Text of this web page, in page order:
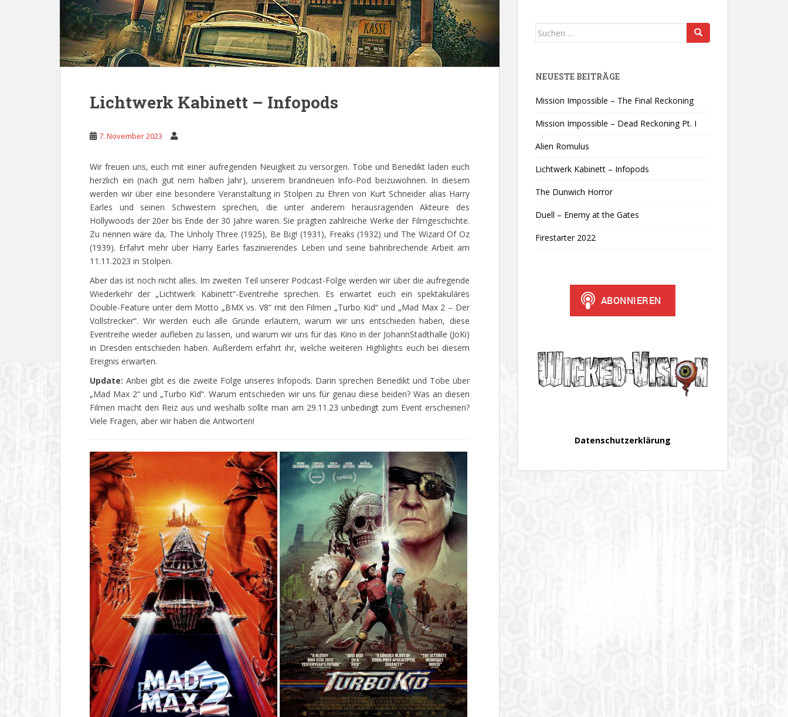
Lichtwerk Kabinett – Infopods
7. November 2023
Wir freuen uns, euch mit einer aufregenden Neuigkeit zu versorgen. Tobe und Benedikt laden euch
herzlich ein (nach gut nem halben Jahr), unserem brandneuen Info-Pod beizuwohnen. In diesem
werden wir über eine besondere Veranstaltung in Stolpen zu Ehren von Kurt Schneider alias Harry
Earles und seinen Schwestern sprechen, die unter anderem herausragenden Akteure des
Hollywoods der 20er bis Ende der 30 Jahre waren. Sie prägten zahlreiche Werke der Filmgeschichte.
Zu nennen wäre da, The Unholy Three (1925), Be Big! (1931), Freaks (1932) und The Wizard Of Oz
(1939). Erfahrt mehr über Harry Earles faszinierendes Leben und seine bahnbrechende Arbeit am
11.11.2023 in Stolpen.
Aber das ist noch nicht alles. Im zweiten Teil unserer Podcast-Folge werden wir über die aufregende
Wiederkehr der „Lichtwerk Kabinett“-Eventreihe sprechen. Es erwartet euch ein spektakuläres
Double-Feature unter dem Motto „BMX vs. V8“ mit den Filmen „Turbo Kid“ und „Mad Max 2 – Der
Vollstrecker“. Wir werden euch alle Gründe erläutern, warum wir uns entschieden haben, diese
Eventreihe wieder aufleben zu lassen, und warum wir uns für das Kino in der JohannStadthalle (JoKi)
in Dresden entschieden haben. Außerdem erfahrt ihr, welche weiteren Highlights euch bei diesem
Ereignis erwarten.
Update: Anbei gibt es die zweite Folge unseres Infopods. Darin sprechen Benedikt und Tobe über
„Mad Max 2“ und „Turbo Kid“. Warum entschieden wir uns für genau diese beiden? Was an diesen
Filmen macht den Reiz aus und weshalb sollte man am 29.11.23 unbedingt zum Event erscheinen?
Viele Fragen, aber wir haben die Antworten!
Suchen
NEUESTE BEITRÄGE
Mission Impossible – The Final Reckoning
Mission Impossible – Dead Reckoning Pt. I
Alien Romulus
Lichtwerk Kabinett – Infopods
The Dunwich Horror
Duell – Enemy at the Gates
Firestarter 2022
Datenschutzerklärung